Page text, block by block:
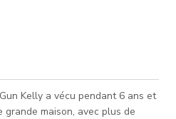
Kelly a vécu pendant 6 ans et
maison, avec plus de